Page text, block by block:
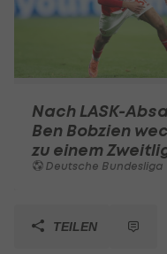
Nach LASK-
Ben Bobzien
zu einem
Deutsche Bundesliga
TEILEN